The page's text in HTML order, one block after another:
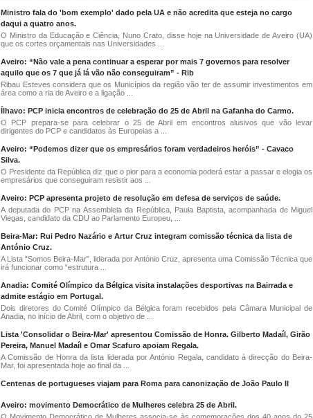
Ministro fala do 'bom exemplo' dado pela UA e não acredita que esteja no cargo
daqui a quatro anos.
O Ministro da Educação e Ciência, Nuno Crato, disse hoje na Universidade de Aveiro (UA)
que os cortes orçamentais nas Universidades ...
Aveiro: “Não vale a pena continuar a esperar por mais 7 governos para resolver
aquilo que os 7 que já lá vão não conseguiram” - Rib
Ribau Esteves considera que os Municípios da região vão ter de assumir investimentos em
área como a ria de Aveiro e a ligação ...
Ílhavo: PCP inicia encontros de celebração do 25 de Abril na Gafanha do Carmo.
O PCP prepara-se para celebrar o 25 de Abril em encontros alusivos que vão levar
dirigentes do PCP e candidatos às Europeias a ...
Aveiro: “Podemos dizer que os empresários foram verdadeiros heróis” - Cavaco
Silva.
O Presidente da República diz que o pior para a economia poderá estar a passar e elogia os
empresários que conseguiram resistir aos ...
Aveiro: PCP apresenta projeto de resolução em defesa de serviços de saúde.
A deputada do PCP na Assembleia da República, Paula Baptista, acompanhada de Miguel
Viegas, candidato da CDU ao Parlamento Europeu, ...
Beira-Mar: Rui Pedro Nazário e Artur Cruz integram comissão técnica da lista de
António Cruz.
A Lista “Somos Beira-Mar”, liderada por António Cruz, apresenta uma Comissão Técnica que
irá funcionar como “estrutura ...
Anadia: Comité Olímpico da Bélgica visita instalações desportivas na Bairrada e
admite estágio em Portugal.
Dois diretores do Comité Olímpico da Bélgica foram recebidos pela Câmara Municipal de
Anadia, no início de Abril, com o objetivo de ...
Lista 'Consolidar o Beira-Mar' apresentou Comissão de Honra. Gilberto Madaíl, Girão
Pereira, Manuel Madaíl e Omar Scafuro apoiam Regala.
A Comissão de Honra da lista liderada por António Regala, candidato à direcção do Beira-
Mar, foi apresentada hoje ao final da ...
Centenas de portugueses viajam para Roma para canonização de João Paulo II
Aveiro: movimento Democrático de Mulheres celebra 25 de Abril.